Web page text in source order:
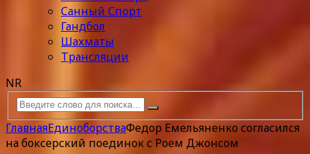
Санный Спорт
Гандбол
Шахматы
Трансляции
NR
ГлавнаяЕдиноборстваФедор Емельяненко согласился
на боксерский поединок с Роем Джонсом